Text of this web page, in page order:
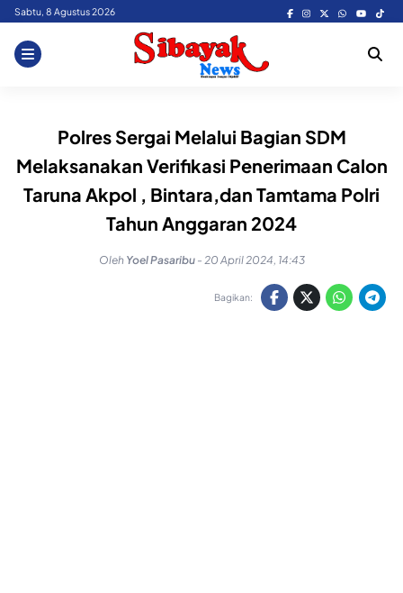
Skip
content
Sabtu, 8 Agustus 2026
Polres Sergai Melalui Bagian SDM
Melaksanakan Verifikasi Penerimaan Calon
Taruna Akpol , Bintara,dan Tamtama Polri
Tahun Anggaran 2024
Oleh Yoel Pasaribu - 20 April 2024, 14:43
Bagikan: